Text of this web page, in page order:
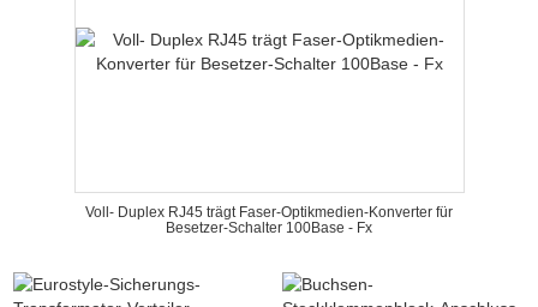
Voll- Duplex RJ45 trägt Faser-Optikmedien-Konverter für
Besetzer-Schalter 100Base - Fx